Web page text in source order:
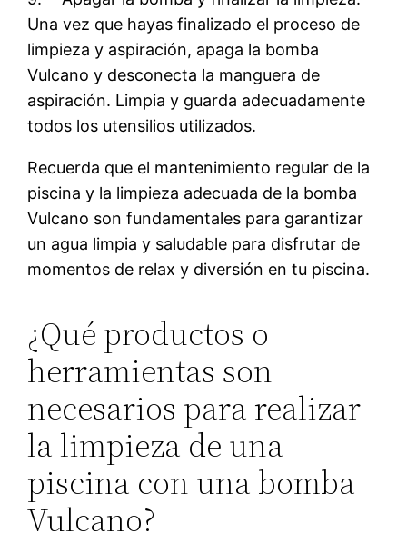
Una vez que hayas finalizado el proceso de
limpieza y aspiración, apaga la bomba
Vulcano y desconecta la manguera de
aspiración. Limpia y guarda adecuadamente
todos los utensilios utilizados.
Recuerda que el mantenimiento regular de la
piscina y la limpieza adecuada de la bomba
Vulcano son fundamentales para garantizar
un agua limpia y saludable para disfrutar de
momentos de relax y diversión en tu piscina.
¿Qué productos o
herramientas son
necesarios para realizar
la limpieza de una
piscina con una bomba
Vulcano?